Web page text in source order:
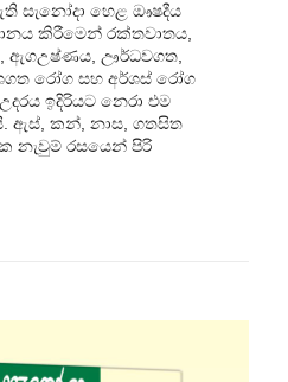
සැනෝදා හෙළ ඖෂදීය
කිරීමෙන් රක්තවාතය,
ඇගඋෂ්ණය, ඌර්ධවගත,
රෝග සහ අර්ශස් රෝග
ඉදිරියට නෙරා එම
ඇස්, කන්, නාස, ගතසිත
නැවුම් රසයෙන් පිරි